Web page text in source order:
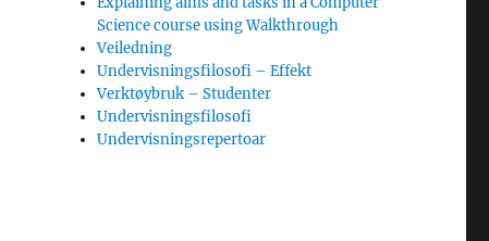
Science course using Walkthrough
Veiledning
Undervisningsfilosofi – Effekt
Verktøybruk – Studenter
Undervisningsfilosofi
Undervisningsrepertoar